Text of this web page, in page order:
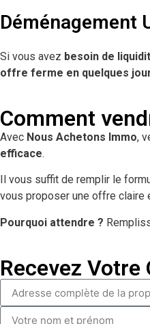
Déménagement
Si vous avez besoin de
offre ferme en quelques
Comment
Avec Nous Achetons Immo,
efficace.
Il vous suffit de remplir le
vous proposer une offre claire
Pourquoi attendre ?
Recevez